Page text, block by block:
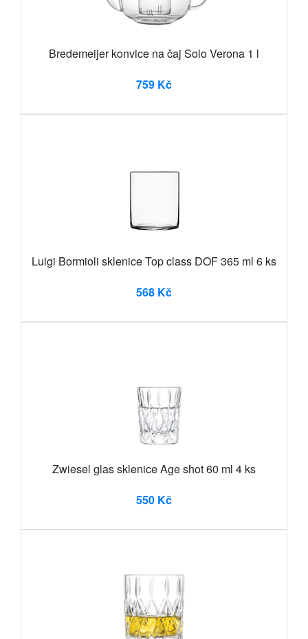
Bredemeijer konvice na čaj Solo Verona 1 l
759 Kč
Luigi Bormioli sklenice Top class DOF 365 ml 6 ks
568 Kč
Zwiesel glas sklenice Age shot 60 ml 4 ks
550 Kč